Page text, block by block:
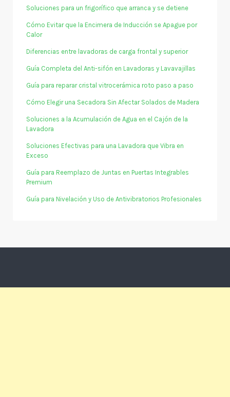
Soluciones para un frigorífico que arranca y se detiene
Cómo Evitar que la Encimera de Inducción se Apague por
Calor
Diferencias entre lavadoras de carga frontal y superior
Guía Completa del Anti-sifón en Lavadoras y Lavavajillas
Guía para reparar cristal vitrocerámica roto paso a paso
Cómo Elegir una Secadora Sin Afectar Solados de Madera
Soluciones a la Acumulación de Agua en el Cajón de la
Lavadora
Soluciones Efectivas para una Lavadora que Vibra en
Exceso
Guía para Reemplazo de Juntas en Puertas Integrables
Premium
Guía para Nivelación y Uso de Antivibratorios Profesionales